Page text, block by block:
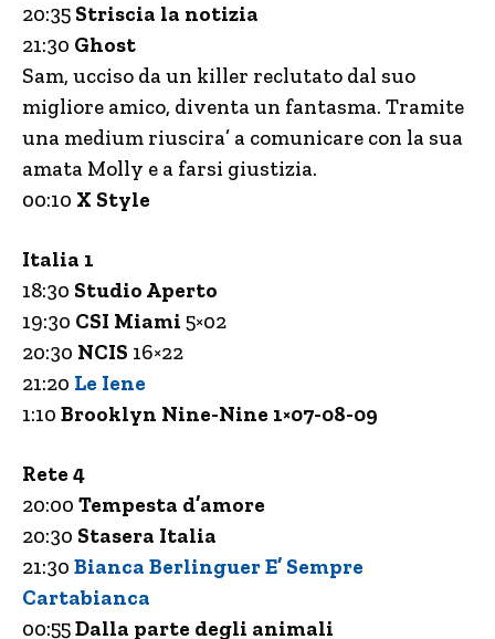
20:35 Striscia la notizia
21:30 Ghost
Sam, ucciso da un killer reclutato dal suo
migliore amico, diventa un fantasma. Tramite
una medium riuscira’ a comunicare con la sua
amata Molly e a farsi giustizia.
00:10 X Style
Italia 1
18:30 Studio Aperto
19:30 CSI Miami 5×02
20:30 NCIS 16×22
21:20 Le Iene
1:10 Brooklyn Nine-Nine 1×07-08-09
Rete 4
20:00 Tempesta d’amore
20:30 Stasera Italia
21:30 Bianca Berlinguer E’ Sempre
Cartabianca
00:55Dalla parte degli animali